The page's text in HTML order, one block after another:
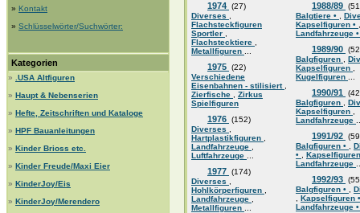
» Kontakt
» Schlüsselwörter/Suchwörter:
Kategorien
»
.USA Altfiguren
» Haupt & Nebenserien
» Hefte, Zeitschriften und Kataloge
» HPF Bauanleitungen
» Kinder Brioss etc.
» Kinder Freude/Maxi Eier
» KinderJoy/Eis
» KinderJoy/Merendero
1974 (27)
Diverses
Flachsteckfiguren
Sportler
Flachstecktiere
Metallfiguren
1975 (22)
Verschiedene
Eisenbahnen - stilisiert
Zierfische
Zirkus
Spielfiguren
1976 (152)
Diverses
Hartplastikfiguren
Landfahrzeuge
Luftfahrzeuge
1977 (174)
Diverses
Hohlkörperfiguren
Landfahrzeuge
Metallfiguren
1988/89
Balgtiere •
Kapselfiguren •
Landfahrzeuge
1989/90
Balgfiguren
Kapselfiguren
Kugelfiguren
1990/91
Balgfiguren
Kapselfiguren
Landfahrzeuge
1991/92
Balgfiguren •
•
Landfahrzeuge
1992/93
Balgfiguren •
Kapselfiguren
Landfahrzeuge